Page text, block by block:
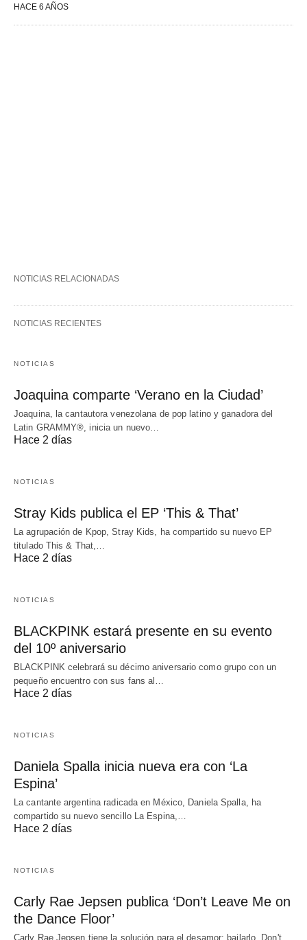
HACE 6 AÑOS
NOTICIAS RELACIONADAS
NOTICIAS RECIENTES
NOTICIAS
Joaquina comparte ‘Verano en la Ciudad’
Joaquina, la cantautora venezolana de pop latino y ganadora del
Latin GRAMMY®, inicia un nuevo…
Hace 2 días
NOTICIAS
Stray Kids publica el EP ‘This & That’
La agrupación de Kpop, Stray Kids, ha compartido su nuevo EP
titulado This & That,…
Hace 2 días
NOTICIAS
BLACKPINK estará presente en su evento
del 10º aniversario
BLACKPINK celebrará su décimo aniversario como grupo con un
pequeño encuentro con sus fans al…
Hace 2 días
NOTICIAS
Daniela Spalla inicia nueva era con ‘La
Espina’
La cantante argentina radicada en México, Daniela Spalla, ha
compartido su nuevo sencillo La Espina,…
Hace 2 días
NOTICIAS
Carly Rae Jepsen publica ‘Don’t Leave Me on
the Dance Floor’
Carly Rae Jepsen tiene la solución para el desamor: bailarlo. Don't